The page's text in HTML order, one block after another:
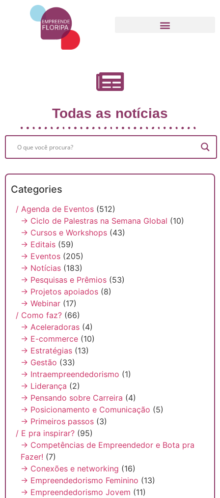
Todas as notícias
Categories
/ Agenda de Eventos (512)
→ Ciclo de Palestras na Semana Global (10)
→ Cursos e Workshops (43)
→ Editais (59)
→ Eventos (205)
→ Notícias (183)
→ Pesquisas e Prêmios (53)
→ Projetos apoiados (8)
→ Webinar (17)
/ Como faz? (66)
→ Aceleradoras (4)
→ E-commerce (10)
→ Estratégias (13)
→ Gestão (33)
→ Intraempreendedorismo (1)
→ Liderança (2)
→ Pensando sobre Carreira (4)
→ Posicionamento e Comunicação (5)
→ Primeiros passos (3)
/ E pra inspirar? (95)
→ Competências de Empreendedor e Bota pra
Fazer! (7)
→ Conexões e networking (16)
→ Empreendedorismo Feminino (13)
→ Empreendedorismo Jovem (11)